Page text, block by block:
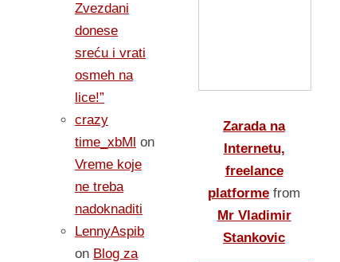
Zvezdani
donese
sreću i vrati
osmeh na
lice!”
crazy
time_xbMl on
Vreme koje
ne treba
nadoknaditi
LennyAspib
on Blog za
Zarada na
Internetu,
freelance
platforme from
Mr Vladimir
Stankovic